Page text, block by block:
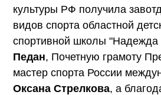
культуры РФ получила
видов спорта областной
спортивной школы "Надежда
Педан, Почетную грамоту
мастер спорта России
Оксана Стрелкова, а